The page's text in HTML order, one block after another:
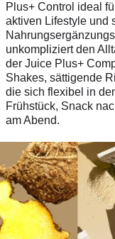
Plus+ Control ideal
aktiven Lifestyle und
unkompliziert den
der Juice Plus+
Shakes, sättigende
die sich flexibel in
Frühstück, Snack
am Abend.